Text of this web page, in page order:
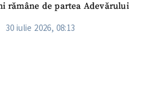
rămâne de partea Adevărului
30 iulie 2026, 08:13